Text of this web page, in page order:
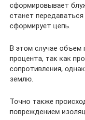
сформировывает
станет
сформирует цепь.
В этом случае объем
процента, так как
сопротивления,
землю.
Точно также
повреждением